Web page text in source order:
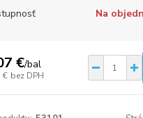
Na
€/bal
€ bez DPH